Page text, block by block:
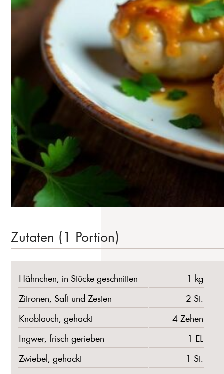
Zutaten (1 Portion)
Hähnchen, in Stücke geschnitten
1 kg
Zitronen, Saft und Zesten
2 St.
Knoblauch, gehackt
4 Zehen
Ingwer, frisch gerieben
1 EL
Zwiebel, gehackt
1 St.